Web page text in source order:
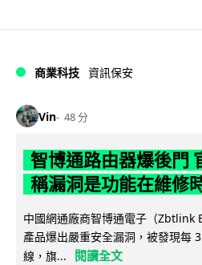
商業科技 資訊保安
Vin 48 分
智博通路由器爆後門
稱漏洞是功能在維修
中國網通廠商智博通電子（Zbtlink
產品爆出嚴重安全漏洞，被發現每
線，旗...
閱讀全文